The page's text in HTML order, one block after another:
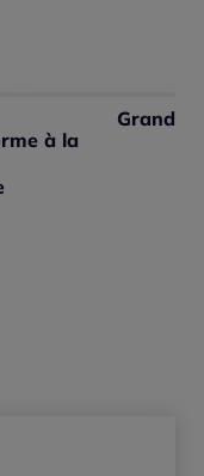
Grand
à la